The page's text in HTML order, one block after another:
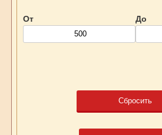
От До
Сбросить